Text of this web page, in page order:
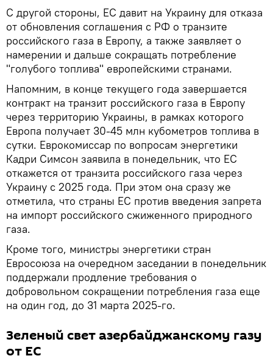
С другой стороны, ЕС давит на Украину для отказа
от обновления соглашения с РФ о транзите
российского газа в Европу, а также заявляет о
намерении и дальше сокращать потребление
"голубого топлива" европейскими странами.
Напомним, в конце текущего года завершается
контракт на транзит российского газа в Европу
через территорию Украины, в рамках которого
Европа получает 30-45 млн кубометров топлива в
сутки. Еврокомиссар по вопросам энергетики
Кадри Симсон заявила в понедельник, что ЕС
откажется от транзита российского газа через
Украину с 2025 года. При этом она сразу же
отметила, что страны ЕС против введения запрета
на импорт российского сжиженного природного
газа.
Кроме того, министры энергетики стран
Евросоюза на очередном заседании в понедельник
поддержали продление требования о
добровольном сокращении потребления газа еще
на один год, до 31 марта 2025-го.
Зеленый свет азербайджанскому газу
от ЕС